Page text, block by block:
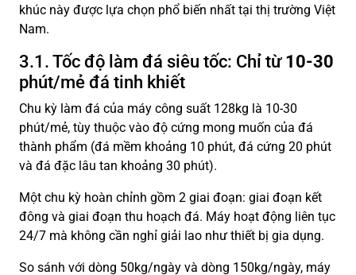
khúc này được lựa chọn phổ biến nhất tại thị trường Việt
Nam.
3.1. Tốc độ làm đá siêu tốc: Chỉ từ10-30
phút/mẻ đá tinh khiết
Chu kỳ làm đá của máy công suất 128kg là 10-30
phút/mẻ, tùy thuộc vào độ cứng mong muốn của đá
thành phẩm (đá mềm khoảng 10 phút, đá cứng 20 phút
và đá đặc lâu tan khoảng 30 phút).
Một chu kỳ hoàn chỉnh gồm 2 giai đoạn: giai đoạn kết
đông và giai đoạn thu hoạch đá. Máy hoạt động liên tục
24/7 mà không cần nghỉ giải lao như thiết bị gia dụng.
So sánh với dòng 50kg/ngày và dòng 150kg/ngày, máy